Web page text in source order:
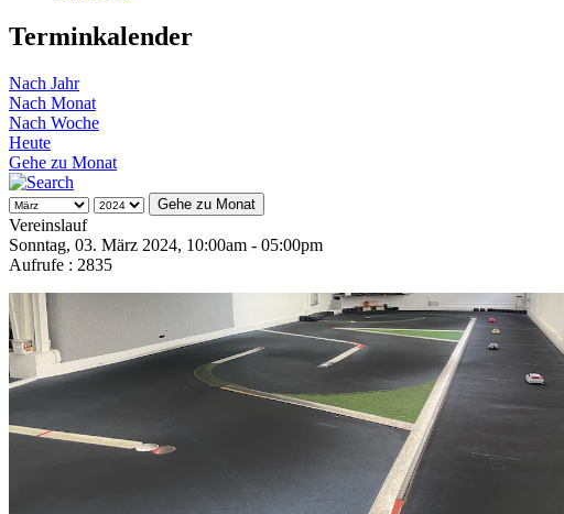
Terminkalender
Nach Jahr
Nach Monat
Nach Woche
Heute
Gehe zu Monat
Gehe zu Monat
Vereinslauf
Sonntag, 03. März 2024, 10:00am - 05:00pm
Aufrufe : 2835